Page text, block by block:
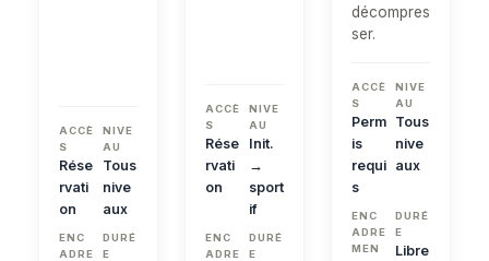
ACCÈ
S
Rése
rvati
on
NIVE
AU
Tous
nive
aux
ENC
ADRE
DURÉ
E
ACCÈ
S
Rése
rvati
on
NIVE
AU
Init.
→
sport
if
ENC
ADRE
DURÉ
E
décompres
ser.
ACCÈ
S
Perm
is
requi
s
NIVE
AU
Tous
nive
aux
ENC
ADRE
MEN
DURÉ
E
Libre